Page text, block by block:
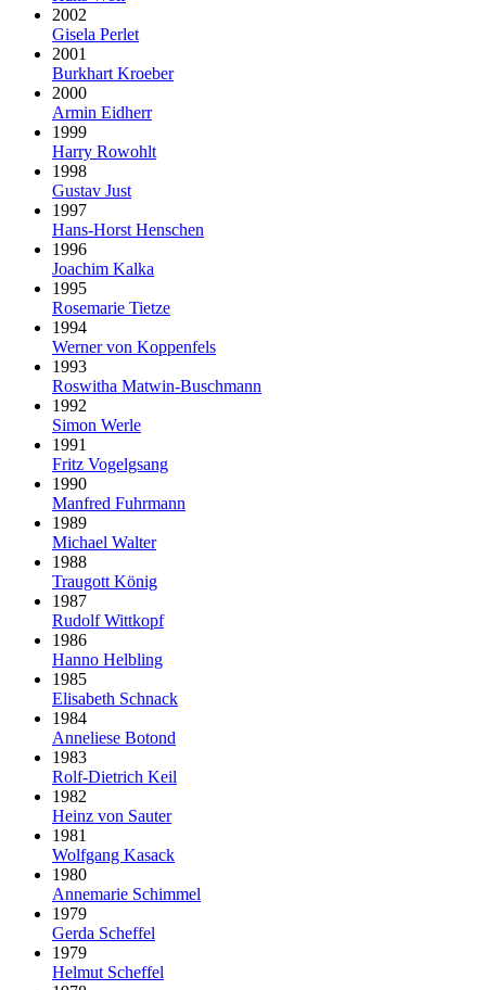
2002
Gisela Perlet
2001
Burkhart Kroeber
2000
Armin Eidherr
1999
Harry Rowohlt
1998
Gustav Just
1997
Hans-Horst Henschen
1996
Joachim Kalka
1995
Rosemarie Tietze
1994
Werner von Koppenfels
1993
Roswitha Matwin-Buschmann
1992
Simon Werle
1991
Fritz Vogelgsang
1990
Manfred Fuhrmann
1989
Michael Walter
1988
Traugott König
1987
Rudolf Wittkopf
1986
Hanno Helbling
1985
Elisabeth Schnack
1984
Anneliese Botond
1983
Rolf-Dietrich Keil
1982
Heinz von Sauter
1981
Wolfgang Kasack
1980
Annemarie Schimmel
1979
Gerda Scheffel
1979
Helmut Scheffel